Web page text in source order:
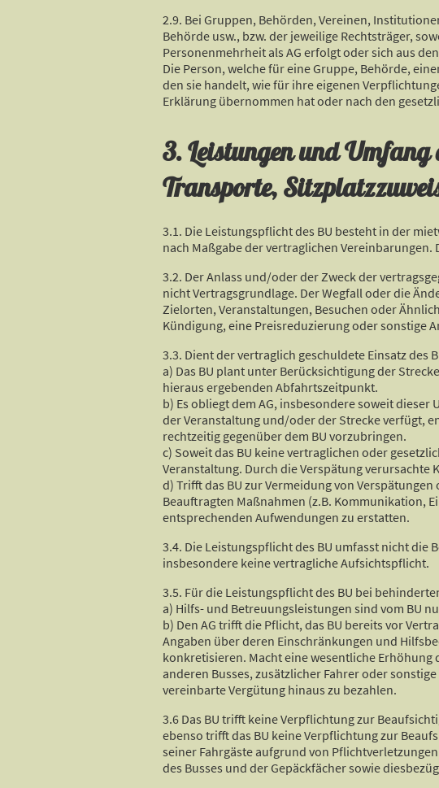
2.9. Bei Gruppen, Behörden, Vereinen,
Behörde usw., bzw. der jeweilige Rechtsträger,
Personenmehrheit als AG erfolgt oder sich aus
Die Person, welche für eine Gruppe, Behörde,
den sie handelt, wie für ihre eigenen
Erklärung übernommen hat oder nach den
3. Leistungen und
Transporte,
3.1. Die Leistungspflicht des BU besteht in der
nach Maßgabe der vertraglichen
3.2. Der Anlass und/oder der Zweck der
nicht Vertragsgrundlage. Der Wegfall oder die
Zielorten, Veranstaltungen, Besuchen oder
Kündigung, eine Preisreduzierung oder sonstige
3.3. Dient der vertraglich geschuldete Einsatz
a) Das BU plant unter Berücksichtigung der
hieraus ergebenden Abfahrtszeitpunkt.
b) Es obliegt dem AG, insbesondere soweit
der Veranstaltung und/oder der Strecke verfügt,
rechtzeitig gegenüber dem BU vorzubringen.
c) Soweit das BU keine vertraglichen oder
Veranstaltung. Durch die Verspätung verursachte
d) Trifft das BU zur Vermeidung von
Beauftragten Maßnahmen (z.B. Kommunikation,
entsprechenden Aufwendungen zu erstatten.
3.4. Die Leistungspflicht des BU umfasst nicht
insbesondere keine vertragliche Aufsichtspflicht.
3.5. Für die Leistungspflicht des BU bei
a) Hilfs- und Betreuungsleistungen sind vom BU
b) Den AG trifft die Pflicht, das BU bereits vor
Angaben über deren Einschränkungen und
konkretisieren. Macht eine wesentliche Erhöhung
anderen Busses, zusätzlicher Fahrer oder
vereinbarte Vergütung hinaus zu bezahlen.
3.6 Das BU trifft keine Verpflichtung zur
ebenso trifft das BU keine Verpflichtung zur
seiner Fahrgäste aufgrund von
des Busses und der Gepäckfächer sowie